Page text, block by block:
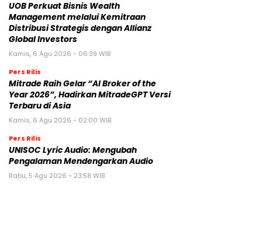
UOB Perkuat Bisnis Wealth
Management melalui Kemitraan
Distribusi Strategis dengan Allianz
Global Investors
Kamis, 6 Agu 2026 - 06:39 WIB
Pers Rilis
Mitrade Raih Gelar “AI Broker of the
Year 2026”, Hadirkan MitradeGPT Versi
Terbaru di Asia
Kamis, 6 Agu 2026 - 02:00 WIB
Pers Rilis
UNISOC Lyric Audio: Mengubah
Pengalaman Mendengarkan Audio
Rabu, 5 Agu 2026 - 23:58 WIB